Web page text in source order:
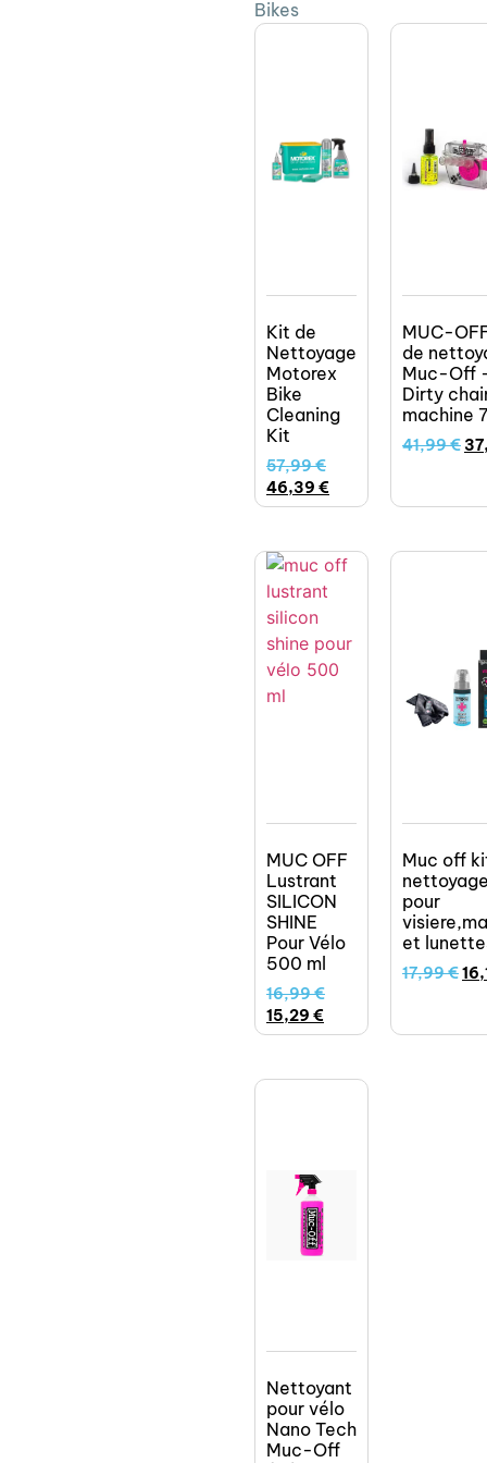
Bikes
Kit de
Nettoyage
Motorex
Bike
Cleaning
Kit
57,99€
46,39 €
MUC-
de
Muc-Off
Dirty
machine
41,99€
MUC OFF
Lustrant
SILICON
SHINE
Pour Vélo
500 ml
16,99€
15,29 €
Muc off
pour
et
17,99€
Nettoyant
pour vélo
Nano Tech
Muc-Off